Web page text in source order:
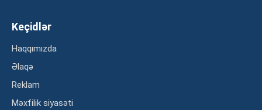
Keçidlər
Haqqımızda
Əlaqə
Reklam
Məxfilik siyasəti